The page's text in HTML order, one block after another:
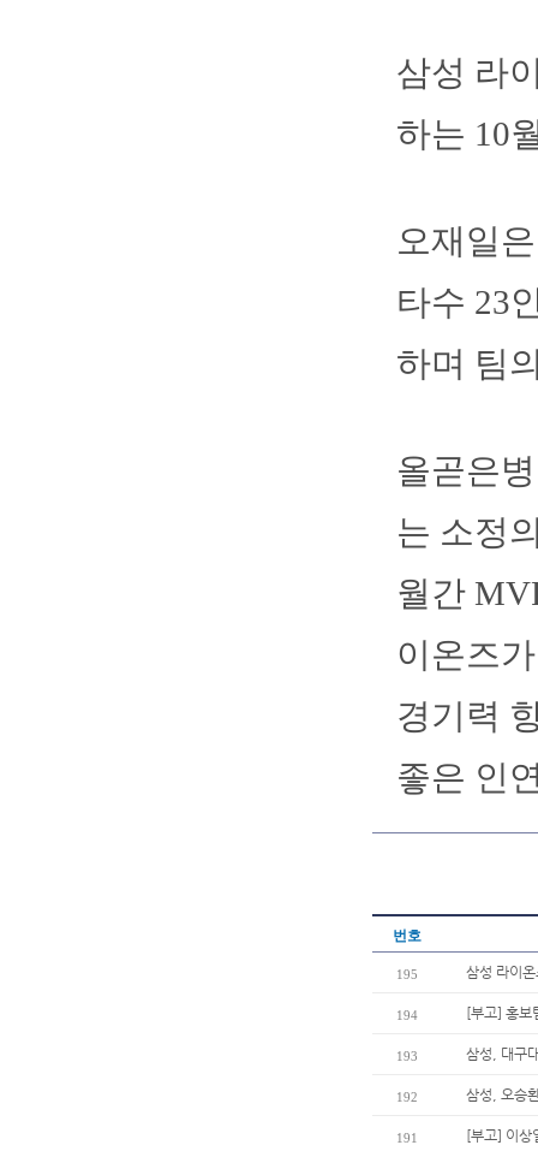
삼성 라
하는 10
오재일
타수 23
하며 팀
올곧은
는 소정
월간
이온즈
경기력
좋은 인
번호
195 삼성 라이
194 [부고] 홍보
193 삼성, 대구
192 삼성, 오승
191 [부고] 이상